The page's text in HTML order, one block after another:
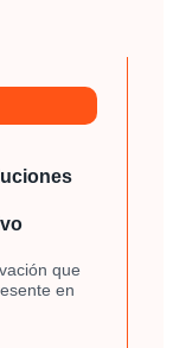
que
en